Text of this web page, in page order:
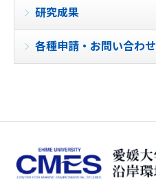
研究成果
各種申請・お問い合わせ